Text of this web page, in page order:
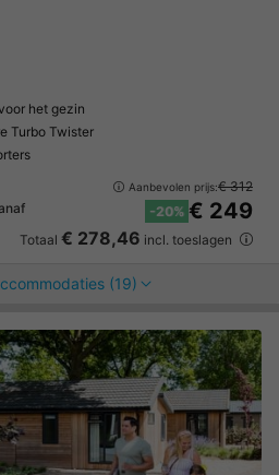
het gezin
Turbo Twister
Aanbevolen prijs:€ 312
-20% € 249
Totaal € 278,46 incl. toeslagen
(19)